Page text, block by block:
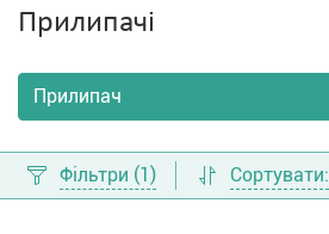
Прилипачі
Фільтри (1) Сортувати: